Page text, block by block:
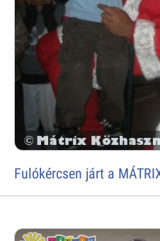
Fulókércsen járt a